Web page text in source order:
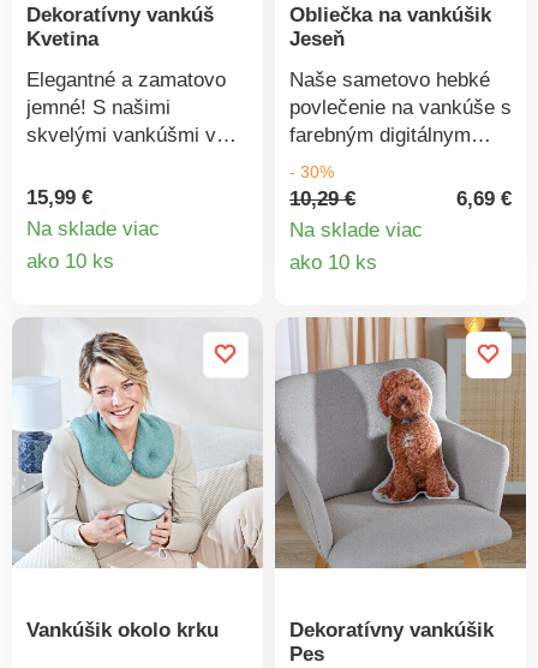
Dekoratívny vankúš
Kvetina
Elegantné a zamatovo
jemné! S našimi
skvelými vankúšmi v
interiér. Čím ich bude
viac, tým lepšie
40 °C. Vysoko kvalitné
gombíkom. Výška 10
15,99 €
Na sklade viac
ako 10 ks
Obliečka na vankúšik
Jeseň
Naše sametovo hebké
povlečenie na vankúše s
farebným digitálnym
potlačou zahalí každú
miestnosť do zlatistého
podzimného svetla.
so zipsom. Možno prať
- 30%
10,29 €
6,69 €
Na sklade viac
ako 10 ks
Vankúšik okolo krku
Dekoratívny vankúšik
Pes